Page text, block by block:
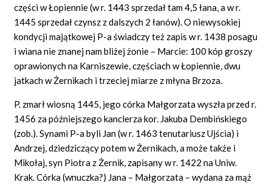
części w Łopiennie (w r. 1443 sprzedał tam 4,5 łana, a w r.
1445 sprzedał czynsz z dalszych 2 łanów). O niewysokiej
kondycji majątkowej P-a świadczy też zapis w r. 1438 posagu
i wiana nie znanej nam bliżej żonie – Marcie: 100 kóp groszy
oprawionych na Karniszewie, częściach w Łopiennie, dwu
jatkach w Żernikach i trzeciej miarze z młyna Brzoza.
P. zmarł wiosną 1445, jego córka Małgorzata wyszła przed r.
1456 za późniejszego kanclerza kor. Jakuba Dembińskiego
(zob.). Synami P-a byli Jan (w r. 1463 tenutariusz Ujścia) i
Andrzej, dziedziczący potem w Żernikach, a może także i
Mikołaj, syn Piotra z Żernik, zapisany w r. 1422 na Uniw.
Krak. Córka (wnuczka?) Jana – Małgorzata – wydana za mąż